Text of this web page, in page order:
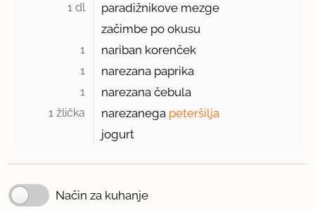
1 dl
paradižnikove mezge
začimbe po okusu
1 nariban korenček
1 narezana paprika
1 narezana čebula
1 žlička narezanega peteršilja
jogurt
Način za kuhanje